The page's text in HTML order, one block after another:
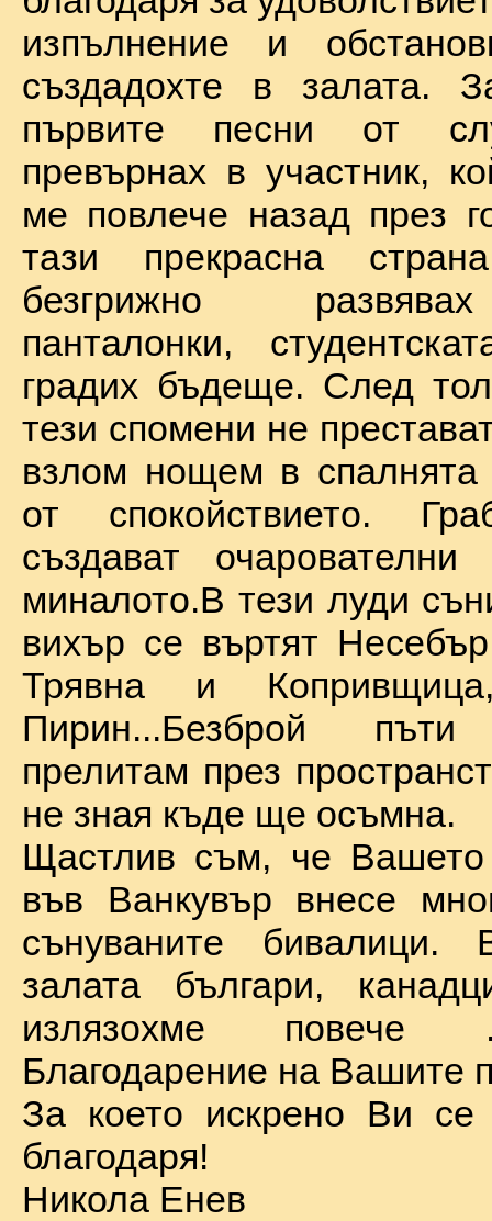
изпълнение и
създадохте в залата.
първите песни от
превърнах в участник,
ме повлече назад през
тази прекрасна
безгрижно
панталонки,
градих бъдеще. След
тези спомени не
взлом нощем в спалнята
от спокойствието.
създават
миналото.В тези луди
вихър се въртят
Трявна и
Пирин...Безброй
прелитам през
не зная къде ще осъмна.
Щастлив съм, че Вашето
във Ванкувър внесе
сънуваните бивалици.
залата българи,
излязохме
Благодарение на Вашите
За което искрено Ви се
благодаря!
Никола Енев